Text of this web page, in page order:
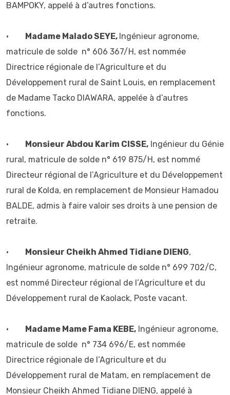
BAMPOKY, appelé à d’autres fonctions.
• Madame Malado SEYE, Ingénieur agronome,
matricule de solde n° 606 367/H, est nommée
Directrice régionale de l’Agriculture et du
Développement rural de Saint Louis, en remplacement
de Madame Tacko DIAWARA, appelée à d’autres
fonctions.
• Monsieur Abdou Karim CISSE, Ingénieur du Génie
rural, matricule de solde n° 619 875/H, est nommé
Directeur régional de l’Agriculture et du Développement
rural de Kolda, en remplacement de Monsieur Hamadou
BALDE, admis à faire valoir ses droits à une pension de
retraite.
• Monsieur Cheikh Ahmed Tidiane DIENG,
Ingénieur agronome, matricule de solde n° 699 702/C,
est nommé Directeur régional de l’Agriculture et du
Développement rural de Kaolack, Poste vacant.
• Madame Mame Fama KEBE, Ingénieur agronome,
matricule de solde n° 734 696/E, est nommée
Directrice régionale de l’Agriculture et du
Développement rural de Matam, en remplacement de
Monsieur Cheikh Ahmed Tidiane DIENG, appelé à